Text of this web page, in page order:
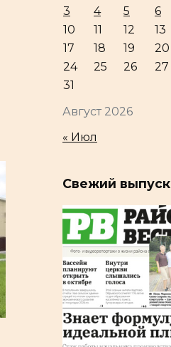
Август 2026
3
4 5 6
10
11 12 13
17
18 19 20
24
25 26 27
31
« Июл
Свежий выпуск